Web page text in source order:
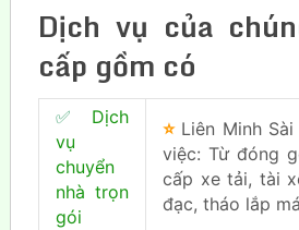
Dịch vụ của
cấp gồm có
✅ Dịch
vụ
chuyển
nhà trọn
gói
⭐ Liên Minh
việc: Từ đóng
cấp xe tải, tài
đạc, tháo lắp